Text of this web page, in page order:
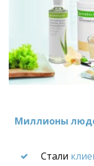
Миллионы
Стали